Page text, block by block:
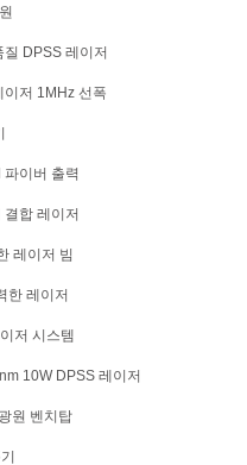
DPSS 레이저
저 1MHz 선폭
이버 출력
합 레이저
레이저 빔
한 레이저
저 시스템
10W DPSS 레이저
원 벤치탑